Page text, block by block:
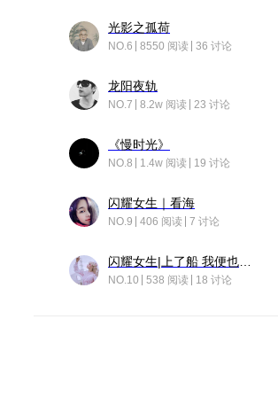
光影之孤荷
NO.6 8550 阅读 36 讨论
龙阳夜轨
NO.7 8.2w 阅读 23 讨论
《慢时光》
NO.8 1.4w 阅读 19 讨论
闪耀女生｜看海
NO.9 406 阅读 7 讨论
NO.10 538 阅读 18 讨论